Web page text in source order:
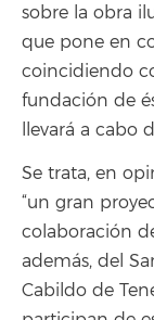
sobre la obra
que pone en
coincidiendo
fundación de
llevará a cabo
Se trata, en
“un gran
colaboración
además, del
Cabildo de